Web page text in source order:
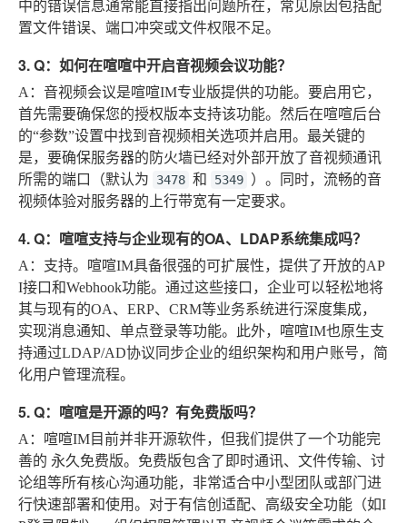
中的错误信息通常能直接指出问题所在，常见原因包括配
置文件错误、端口冲突或文件权限不足。
3. Q：如何在喧喧中开启音视频会议功能？
A ：音视频会议是喧喧IM专业版提供的功能。要启用它，
首先需要确保您的授权版本支持该功能。然后在喧喧后台
的“参数”设置中找到音视频相关选项并启用。最关键的
是，要确保服务器的防火墙已经对外部开放了音视频通讯
所需的端口（默认为
3478 和 5349 ）。同时，流畅的音
视频体验对服务器的上行带宽有一定要求。
4. Q：喧喧支持与企业现有的OA、LDAP系统集成吗？
A ：支持。喧喧IM具备很强的可扩展性，提供了开放的AP
I接口和Webhook功能。通过这些接口，企业可以轻松地将
其与现有的OA、ERP、CRM等业务系统进行深度集成，
实现消息通知、单点登录等功能。此外，喧喧IM也原生支
持通过LDAP/AD协议同步企业的组织架构和用户账号，简
化用户管理流程。
5. Q：喧喧是开源的吗？有免费版吗？
A ：喧喧IM目前并非开源软件，但我们提供了一个功能完
善的 永久免费版。免费版包含了即时通讯、文件传输、讨
论组等所有核心沟通功能，非常适合中小型团队或部门进
行快速部署和使用。对于有信创适配、高级安全功能（如I